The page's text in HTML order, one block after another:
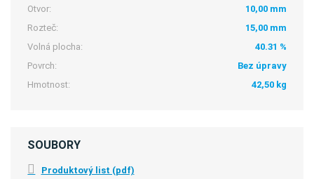
Otvor:
10,00 mm
Rozteč:
15,00 mm
Volná plocha:
40.31 %
Povrch:
Bez úpravy
Hmotnost:
42,50 kg
SOUBORY
Produktový list (pdf)